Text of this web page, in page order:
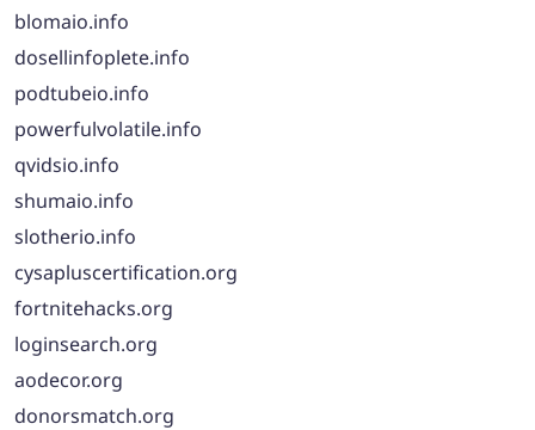
blomaio.info
dosellinfoplete.info
podtubeio.info
powerfulvolatile.info
qvidsio.info
shumaio.info
slotherio.info
cysapluscertification.org
fortnitehacks.org
loginsearch.org
aodecor.org
donorsmatch.org